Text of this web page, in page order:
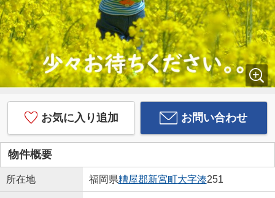
お気に入り追加 お問い合わせ
物件概要
所在地 福岡県糟屋郡新宮町大字湊251